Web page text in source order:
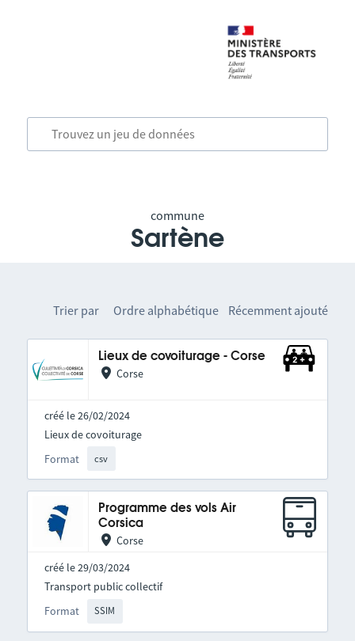
commune
Sartène
Trier par Ordre alphabétique Récemment ajouté
Lieux de covoiturage - Corse
Corse
créé le 26/02/2024
Format csv
Lieux de covoiturage
Programme des vols Air
Corsica
Corse
créé le 29/03/2024
Format SSIM
Transport public collectif